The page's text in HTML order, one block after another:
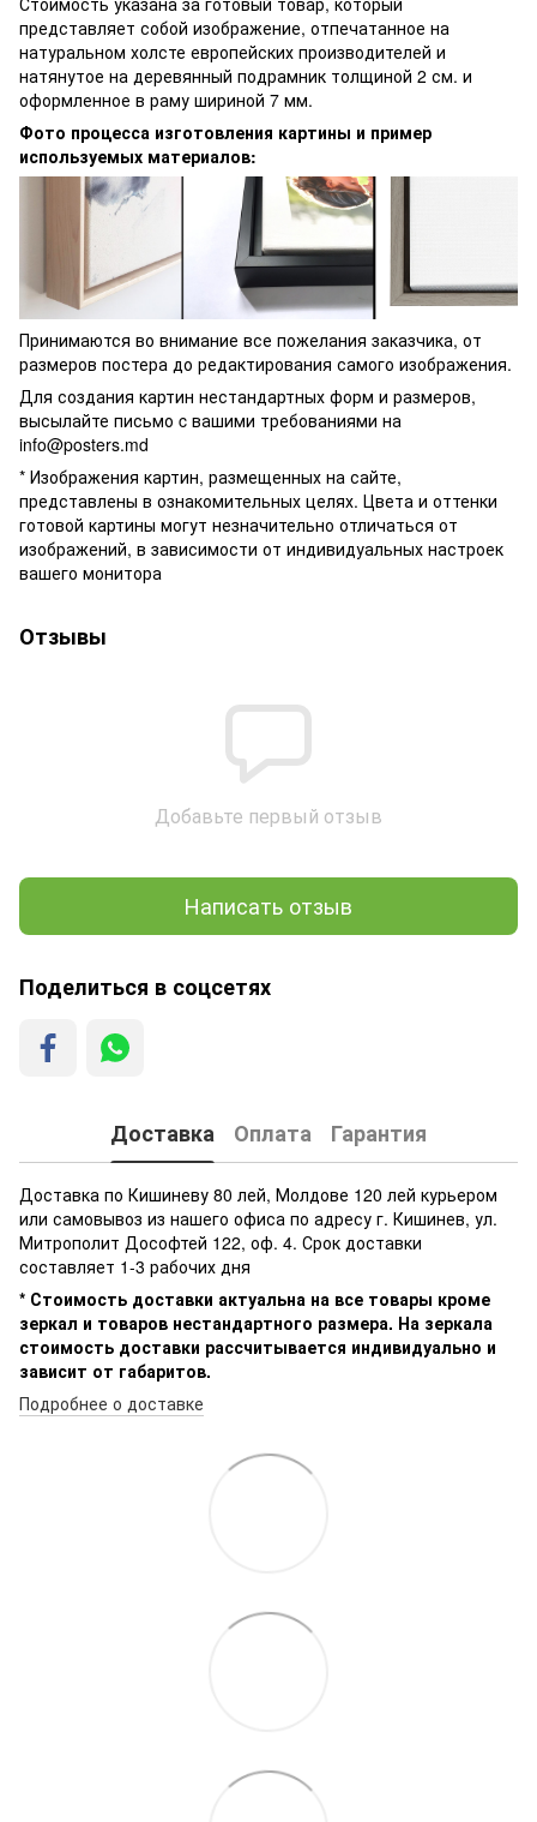
представляет собой изображение, отпечатанное на
натуральном холсте европейских производителей и
натянутое на деревянный подрамник толщиной 2 см. и
оформленное в раму шириной 7 мм.
Фото процесса изготовления картины и пример
используемых материалов:
Принимаются во внимание все пожелания заказчика, от
размеров постера до редактирования самого изображения.
Для создания картин нестандартных форм и размеров,
высылайте письмо c вашими требованиями на
info@posters.md
* Изображения картин, размещенных на сайте,
представлены в ознакомительных целях. Цвета и оттенки
готовой картины могут незначительно отличаться от
изображений, в зависимости от индивидуальных настроек
вашего монитора
Отзывы
Добавьте первый отзыв
Написать отзыв
Поделиться в соцсетях
Доставка Оплата Гарантия
Доставка по Кишиневу 80 лей, Молдове 120 лей курьером
или самовывоз из нашего офиса по адресу г. Кишинев, ул.
Митрополит Дософтей 122, оф. 4. Срок доставки
составляет 1-3 рабочих дня
* Стоимость доставки актуальна на все товары кроме
зеркал и товаров нестандартного размера. На зеркала
стоимость доставки рассчитывается индивидуально и
зависит от габаритов.
Подробнее о доставке